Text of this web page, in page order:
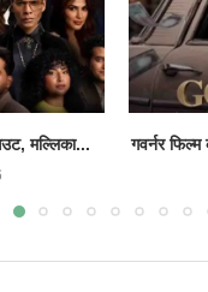
मल्लिका... गवर्नर